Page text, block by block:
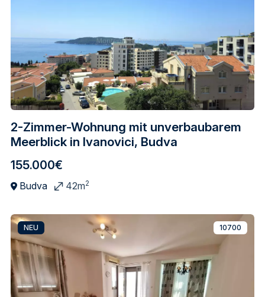
2-Zimmer-Wohnung mit unverbaubarem
Meerblick in Ivanovici, Budva
155.000€
Budva 42m2
NEU 10700